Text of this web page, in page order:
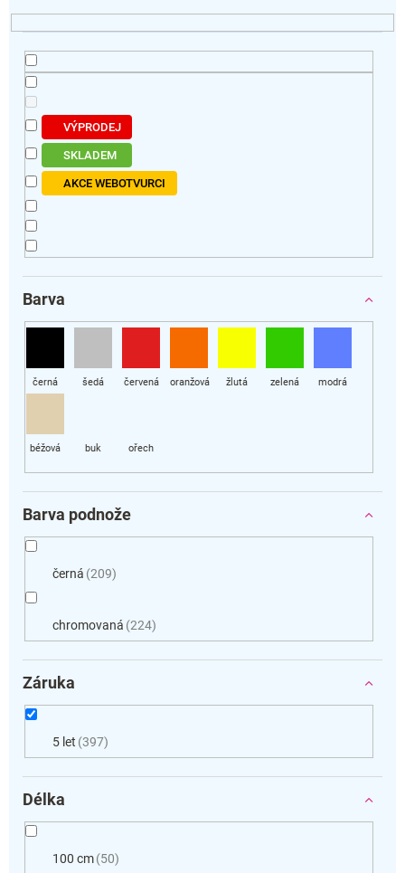
u
k
VÝPRODEJ
SKLADEM
AKCE WEBOTVURCI
Barva
Barva podnože
černá 209
chromovaná 224
Záruka
5 let 397
Délka
100 cm 50